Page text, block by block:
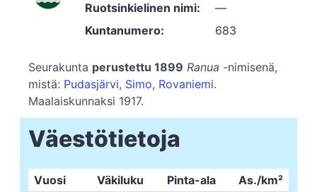
Ruotsinkielinen nimi:
—
Kuntanumero:
683
Seurakunta perustettu 1899 Ranua -nimisenä,
mistä: Pudasjärvi, Simo, Rovaniemi.
Maalaiskunnaksi 1917.
Väestötietoja
Vuosi Väkiluku Pinta-ala
As./km²